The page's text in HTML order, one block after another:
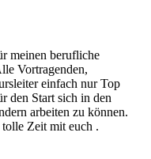
meinen berufliche
Vortragenden,
einfach nur Top
den Start sich in den
arbeiten zu können.
Zeit mit euch .